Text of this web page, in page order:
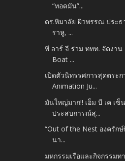
“ทอดมัน”...
ดร.หิมาลัย ผิวพรรณ ประ
ราหู, ...
พี อาร์ จี ร่วม ททท. จัดงาน
Boat ...
เปิดตัวนิทรรศการสุดตระก
Animation Ju...
มันใหญ่มาก!! เอ็ม บี เค เซ็
ประสบการณ์สุ...
“Out of the Nest องครักษ์
นา...
มหกรรมเรือและกิจกรรม